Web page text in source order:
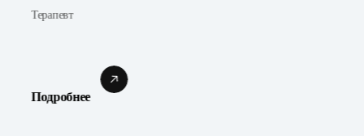
Терапевт
Подробнее